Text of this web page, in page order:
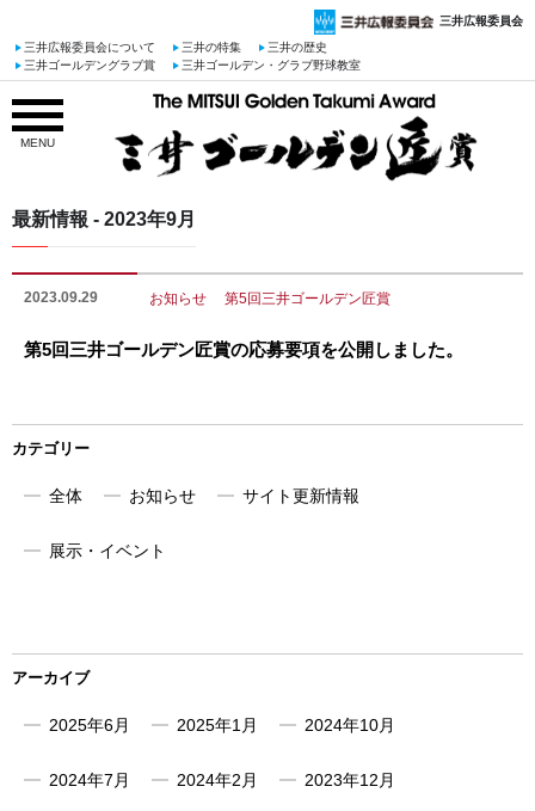
三井広報委員会
三井広報委員会について 三井の特集
三井の歴史
三井ゴールデングラブ賞
三井ゴールデン・グラブ野球教室
MENU
最新情報 - 2023年9月
2023.09.29 お知らせ 第5回三井ゴールデン匠賞
第5回三井ゴールデン匠賞の応募要項を公開しました。
カテゴリー
全体 お知らせ サイト更新情報
展示・イベント
アーカイブ
2025年6月 2025年1月 2024年10月
2024年7月 2024年2月 2023年12月